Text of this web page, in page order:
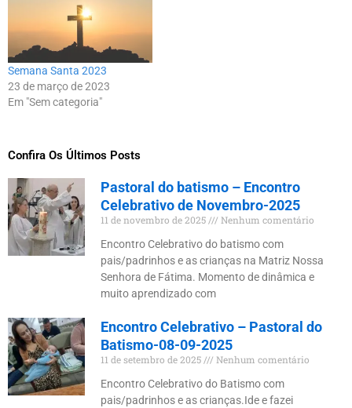
Semana Santa 2023
23 de março de 2023
Em "Sem categoria"
Confira Os Últimos Posts
Pastoral do batismo – Encontro
Celebrativo de Novembro-2025
11 de novembro de 2025
Nenhum comentário
Encontro Celebrativo do batismo com
pais/padrinhos e as crianças na Matriz Nossa
Senhora de Fátima. Momento de dinâmica e
muito aprendizado com
Encontro Celebrativo – Pastoral do
Batismo-08-09-2025
11 de setembro de 2025
Nenhum comentário
Encontro Celebrativo do Batismo com
pais/padrinhos e as crianças.Ide e fazei